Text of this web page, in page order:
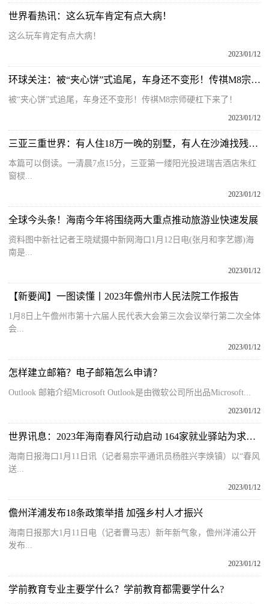
世界看热讯：这么玩车肯定有点大病！
这么玩车肯定有点大病！
2023/01/12
环球关注：被“夹心饼”式追尾，车身还不变形！传祺M8宗师硬杠下来了！
被“夹心饼”式追尾，车身还不变形！传祺M8宗师硬杠下来了！
2023/01/12
三亚三重世界：有人住18万一晚的别墅，有人在沙滩找残留剩酒
本篇可以倒读。一清晨7点15分，三亚第一缕阳光投进瑞吉酒店朱红
窗棂...
2023/01/12
全球今头条！海南今年将围绕两大重点推动旅游业快速发展
资料图中新社记者王晓斌摄中新网海口1月12日电(张月和李艺娜)海
南是...
2023/01/12
【新要闻】一图读懂丨2023年儋州市人民法院工作报告
1月8日上午儋州市第十六届人民代表大会第三次会议举行第二次全体
会...
2023/01/12
怎样建立邮箱？电子邮箱怎么申请？
Outlook 邮箱介绍Microsoft Outlook是由微软公司所出品Microsoft...
2023/01/12
世界讯息：2023年海南春风行动启动 164家就业驿站为求职者和用人单位牵线搭桥
海南日报海口1月11日讯（记者易宗平通讯员杨胜兴李焕镇）以“春风
送...
2023/01/12
儋州洋浦发布18条政策举措 加强乡村人才振兴
海南日报那大1月11日电（记者曹马志）新年新气象，儋州洋浦公开
发布...
2023/01/12
学前教育专业主要学什么？学前教育都需要学什么?